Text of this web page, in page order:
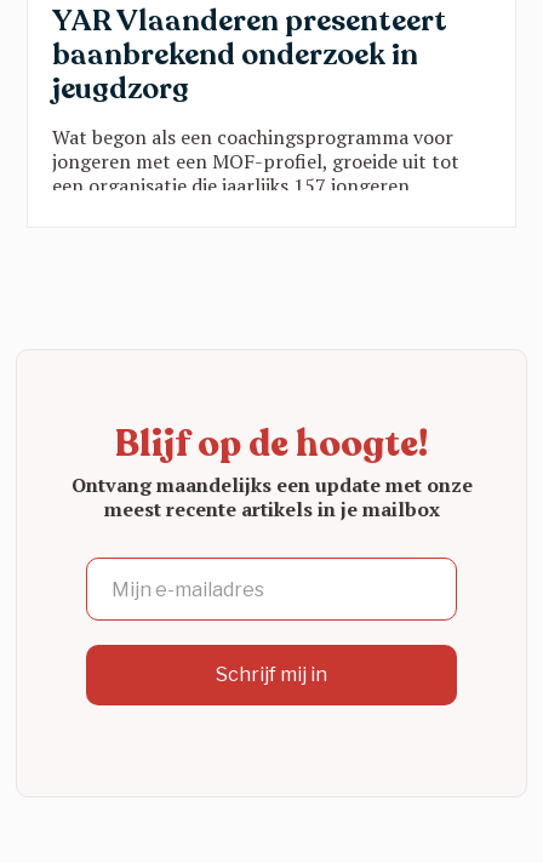
YAR Vlaanderen presenteert
baanbrekend onderzoek in
jeugdzorg
Wat begon als een coachingsprogramma voor
jongeren met een MOF-profiel, groeide uit tot
een organisatie die jaarlijks 157 jongeren
Blijf op de hoogte!
Ontvang maandelijks een update met onze
meest recente artikels in je mailbox